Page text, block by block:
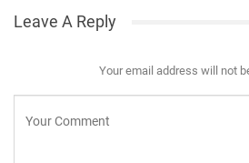
Leave A Reply
Your email address will not